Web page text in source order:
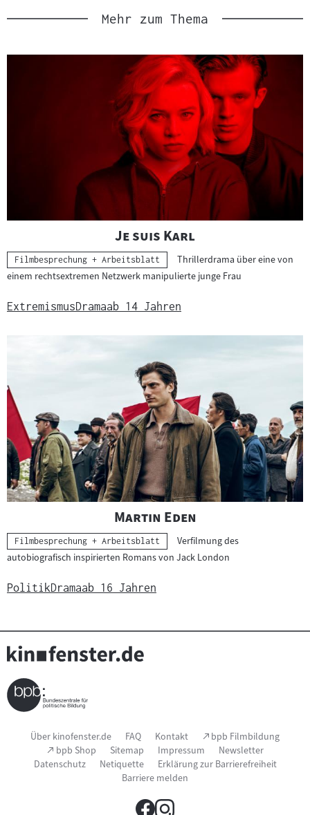
Mehr zum Thema
"
Je suis Karl
Kategorie:
Filmbesprechung + Arbeitsblatt
Thrillerdrama über eine von
einem rechtsextremen Netzwerk manipulierte junge Frau
ExtremismusDramaab 14 Jahren
"
Martin Eden
Kategorie:
Filmbesprechung + Arbeitsblatt
Verfilmung des
autobiografisch inspirierten Romans von Jack London
PolitikDramaab 16 Jahren
Seitenfußnavigation
Über kinofenster.de FAQ Kontakt (Link
öffnet
im
neuen
bpb Filmbildung
(Link
öffnet
im
bpb Shop Sitemap Impressum
Newsletter
Datenschutz
Netiquette
Erklärung zur Barrierefreiheit
Barriere melden